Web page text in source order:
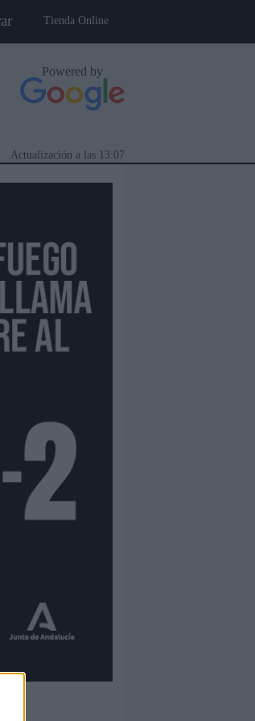
Tienda Online
Powered by
13:07
Actualización a las
Especiales